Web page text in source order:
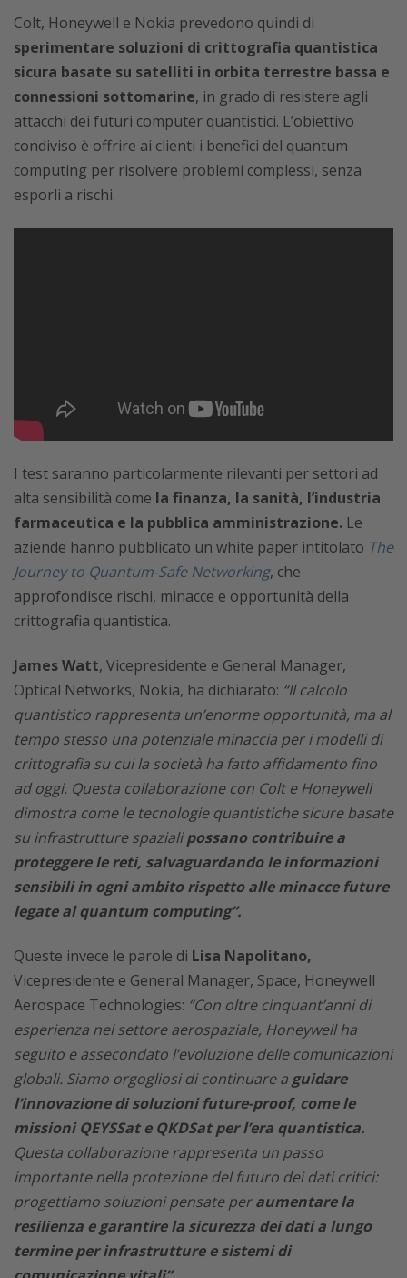
Colt, Honeywell e Nokia prevedono quindi di
sperimentare soluzioni di crittografia quantistica
sicura basate su satelliti in orbita terrestre bassa e
connessioni sottomarine, in grado di resistere agli
attacchi dei futuri computer quantistici. L’obiettivo
condiviso è offrire ai clienti i benefici del quantum
computing per risolvere problemi complessi, senza
esporli a rischi.
I test saranno particolarmente rilevanti per settori ad
alta sensibilità come la finanza, la sanità, l’industria
farmaceutica e la pubblica amministrazione. Le
aziende hanno pubblicato un white paper intitolato The
Journey to Quantum-Safe Networking, che
approfondisce rischi, minacce e opportunità della
crittografia quantistica.
James Watt, Vicepresidente e General Manager,
Optical Networks, Nokia, ha dichiarato: “Il calcolo
quantistico rappresenta un’enorme opportunità, ma al
tempo stesso una potenziale minaccia per i modelli di
crittografia su cui la società ha fatto affidamento fino
ad oggi. Questa collaborazione con Colt e Honeywell
dimostra come le tecnologie quantistiche sicure basate
su infrastrutture spazialipossano contribuire a
proteggere le reti, salvaguardando le informazioni
sensibili in ogni ambito rispetto alle minacce future
legate al quantum computing”.
Queste invece le parole di Lisa Napolitano,
Vicepresidente e General Manager, Space, Honeywell
Aerospace Technologies: “Con oltre cinquant’anni di
esperienza nel settore aerospaziale, Honeywell ha
seguito e assecondato l’evoluzione delle comunicazioni
globali. Siamo orgogliosi di continuare a guidare
l’innovazione di soluzioni future-proof, come le
missioni QEYSSat e QKDSat per l’era quantistica.
Questa collaborazione rappresenta un passo
importante nella protezione del futuro dei dati critici:
progettiamo soluzioni pensate peraumentare la
resilienza e garantire la sicurezza dei dati a lungo
termine per infrastrutture e sistemi di